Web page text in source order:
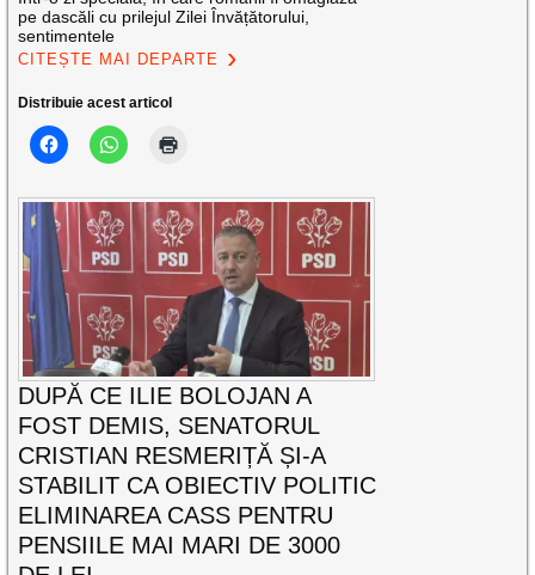
pe dascăli cu prilejul Zilei Învățătorului,
sentimentele
CITEȘTE MAI DEPARTE
Distribuie acest articol
DUPĂ CE ILIE BOLOJAN A
FOST DEMIS, SENATORUL
CRISTIAN RESMERIȚĂ ȘI-A
STABILIT CA OBIECTIV POLITIC
ELIMINAREA CASS PENTRU
PENSIILE MAI MARI DE 3000